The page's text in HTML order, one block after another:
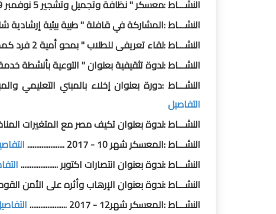
النشـــاط :معسكر " نظافة وتجميل وتشجير 5 نوفمبر 2019م . .....................
النشـــاط :المشاركة في قافلة " طبية بيئية إرشادية شاملة " إلى قرية
النشـــاط :لقاء تعريفى للطلاب " بمحو أمية 2 فرد كمطلب أساسي من متطلبات التخرج23 أكتوبر 2019م .........
النشـــاط :ندوة تثقيفية بعنوان " التوعية بأنشطة خدمة المجتمع وتنمية
النشـــاط :دورة بعنوان إخلاء بالمبني التعليمي والمبني الإداري
التفاصيل
النشـــاط :ندوة بعنوان تكيف مصر مع المتغيرات المناخية13 أكتوبر 2019م
النشـــاط :المعسكر شهر 10 - 2017 .....................
النشـــاط :ندوة بعنوان انتصارات اكتوبر .....................
النشـــاط :ندوة بعنوان الإرهاب وأثره على الأمن
النشـــاط :المعسكر شهر12 - 2017 .....................